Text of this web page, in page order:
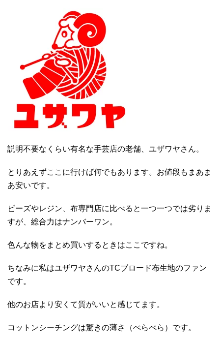
説明不要なくらい有名な手芸店の老舗、ユザワヤさん。
とりあえずここに行けば何でもあります。お値段もまあま
あ安いです。
ビーズやレジン、布専門店に比べると一つ一つでは劣りま
すが、総合力はナンバーワン。
色んな物をまとめ買いするときはここですね。
ちなみに私はユザワヤさんのTCブロード布生地のファン
です。
他のお店より安くて質がいいと感じてます。
コットンシーチングは驚きの薄さ（ぺらぺら）です。